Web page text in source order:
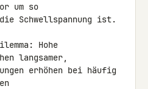
um so
Schwellspannung ist.
Hohe
langsamer,
erhöhen bei häufig